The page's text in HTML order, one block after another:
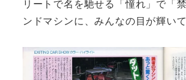
リートで名を馳せる「憧れ」で「
ンドマシンに、みんなの目が輝いて